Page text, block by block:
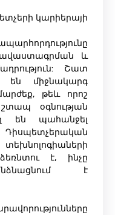
կարիերայի
և
Շատ
են միջնակարգ
թեև որոշ
օգնության
են պահանջել
ձեռնտու է, ինչը
է